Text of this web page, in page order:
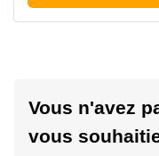
Vous n'avez
vous